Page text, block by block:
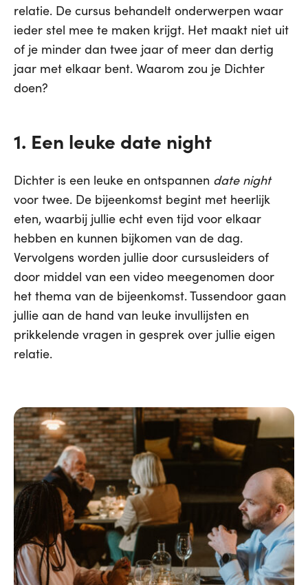
relatie. De cursus behandelt onderwerpen waar
ieder stel mee te maken krijgt. Het maakt niet uit
of je minder dan twee jaar of meer dan dertig
jaar met elkaar bent. Waarom zou je Dichter
doen?
1. Een leuke date night
Dichter is een leuke en ontspannen date night
voor twee. De bijeenkomst begint met heerlijk
eten, waarbij jullie echt even tijd voor elkaar
hebben en kunnen bijkomen van de dag.
Vervolgens worden jullie door cursusleiders of
door middel van een video meegenomen door
het thema van de bijeenkomst. Tussendoor gaan
jullie aan de hand van leuke invullijsten en
prikkelende vragen in gesprek over jullie eigen
relatie.